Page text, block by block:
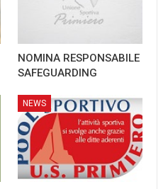
NOMINA RESPONSABILE
SAFEGUARDING
NEWS